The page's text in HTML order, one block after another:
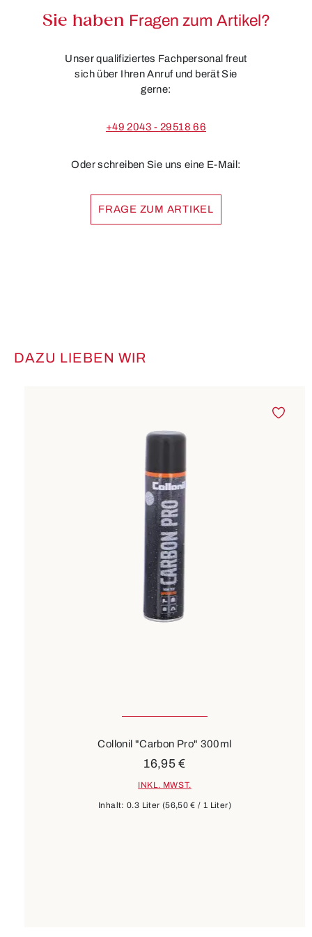
Sie haben Fragen zum Artikel?
Unser qualifiziertes Fachpersonal freut
sich über Ihren Anruf und berät Sie
gerne:
+49 2043 - 29518 66
Oder schreiben Sie uns eine E-Mail:
FRAGE ZUM ARTIKEL
Produktgalerie überspringen
DAZU LIEBEN WIR
Collonil "Carbon Pro" 300ml
Inhalt:0.3 Liter (56,50 € / 1 Liter)
16,95 €
INKL. MWST.